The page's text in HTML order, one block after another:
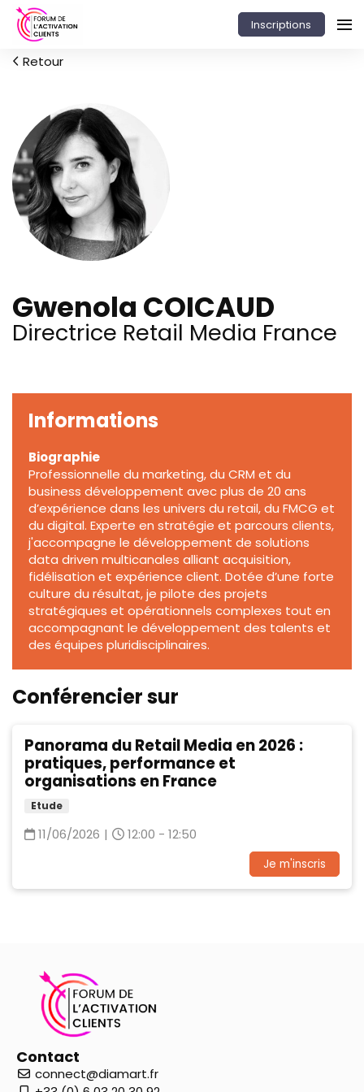
Inscriptions
Retour
Gwenola COICAUD
Directrice Retail Media France
Informations
Biographie
Professionnelle du marketing, du CRM et du
business développement avec plus de 20 ans
d’expérience dans les univers du retail, du FMCG et
du digital. Experte en stratégie et parcours clients,
j'accompagne le développement de solutions
data driven multicanales alliant acquisition,
fidélisation et expérience client. Dotée d’une forte
culture du résultat, je pilote des projets
stratégiques et opérationnels complexes tout en
accompagnant le développement des talents et
des équipes pluridisciplinaires.
Conférencier sur
Panorama du Retail Media en 2026 :
pratiques, performance et
organisations en France
Etude
11/06/2026 | 12:00 - 12:50
Je m'inscris
Contact
connect@diamart.fr